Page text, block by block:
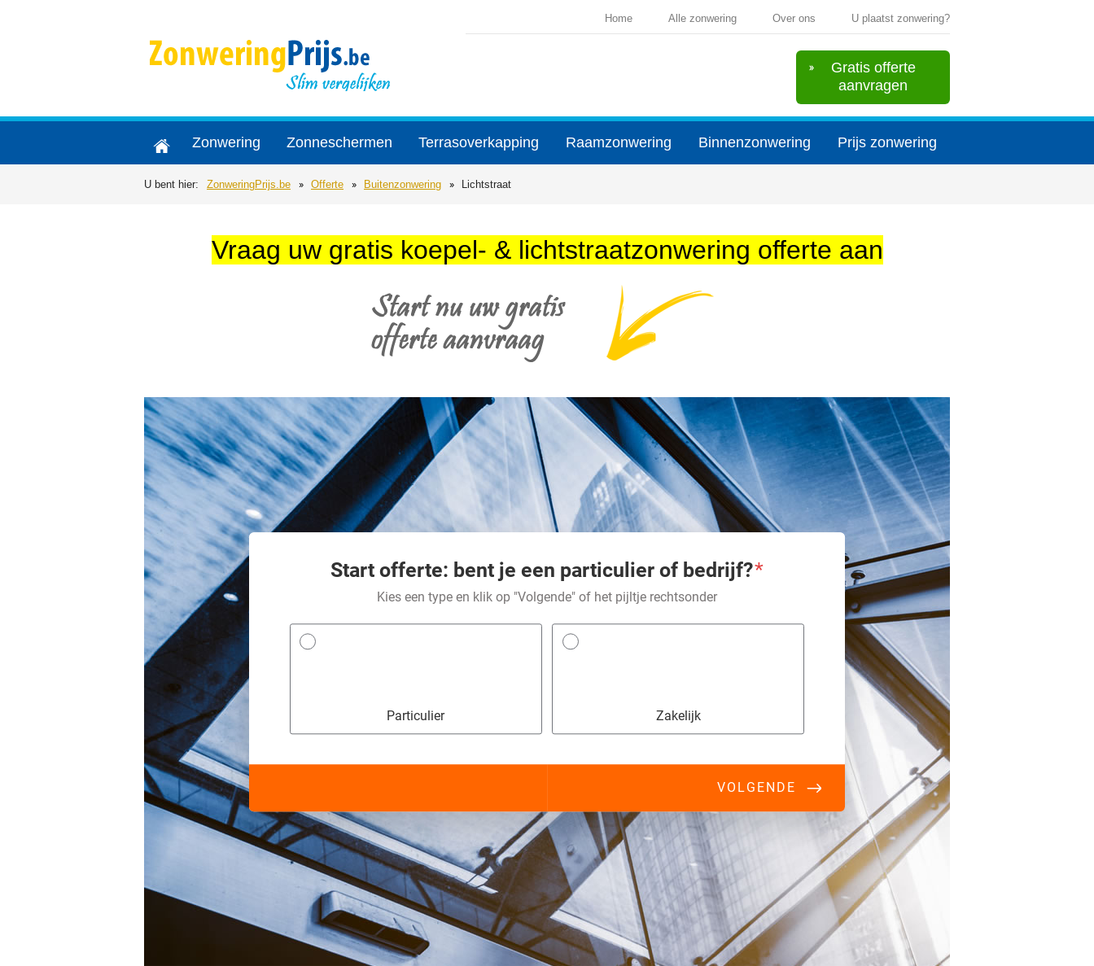
Home Alle zonwering Over ons U plaatst zonwering?
Gratis offerte
aanvragen
Zonwering Zonneschermen Terrasoverkapping Raamzonwering Binnenzonwering Prijs zonwering
U bent hier: ZonweringPrijs.be Offerte Buitenzonwering Lichtstraat
Vraag uw gratis koepel- & lichtstraatzonwering offerte aan